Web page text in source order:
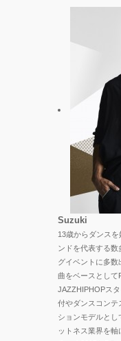
Suzuki
13歳からダンス
ンドを代表する数
グイベントに多数
曲をベースとして
JAZZHIPHOPスタ
付やダンスコンテ
ションモデルとし
ットネス業界を